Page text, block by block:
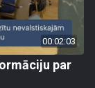
00:02:03
par